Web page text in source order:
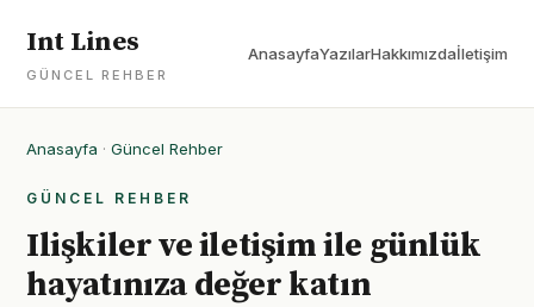
Int Lines
GÜNCEL REHBER
AnasayfaYazılarHakkımızdaİletişim
Anasayfa · Güncel Rehber
GÜNCEL REHBER
Ilişkiler ve iletişim ile günlük
hayatınıza değer katın